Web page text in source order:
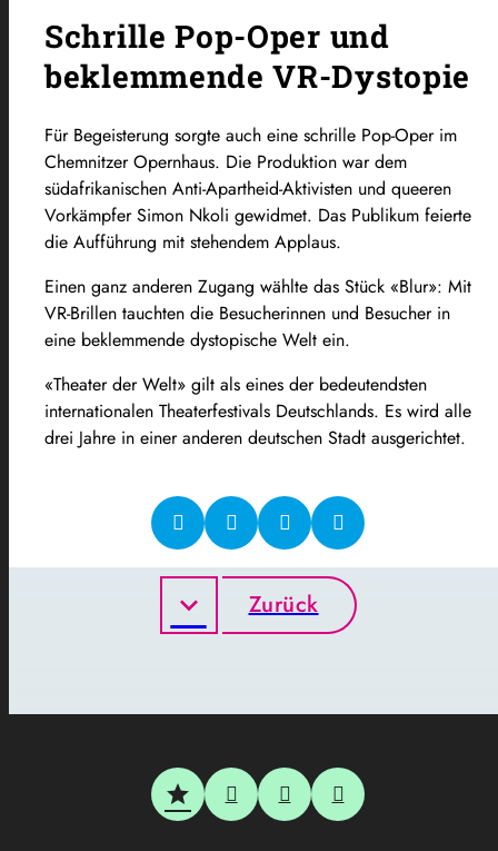
Schrille Pop-Oper und
beklemmende VR-Dystopie
Für Begeisterung sorgte auch eine schrille Pop-Oper im
Chemnitzer Opernhaus. Die Produktion war dem
südafrikanischen Anti-Apartheid-Aktivisten und queeren
Vorkämpfer Simon Nkoli gewidmet. Das Publikum feierte
die Aufführung mit stehendem Applaus.
Einen ganz anderen Zugang wählte das Stück «Blur»: Mit
VR-Brillen tauchten die Besucherinnen und Besucher in
eine beklemmende dystopische Welt ein.
«Theater der Welt» gilt als eines der bedeutendsten
internationalen Theaterfestivals Deutschlands. Es wird alle
drei Jahre in einer anderen deutschen Stadt ausgerichtet.
Zurück